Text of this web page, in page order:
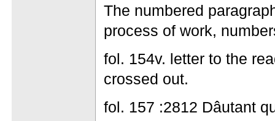
The numbered
process of work,
fol. 154v. letter to the
crossed out.
fol. 157 :2812 Dâutant